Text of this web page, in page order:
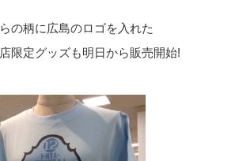
の柄に広島のロゴを入れた
限定グッズも明日から販売開始!